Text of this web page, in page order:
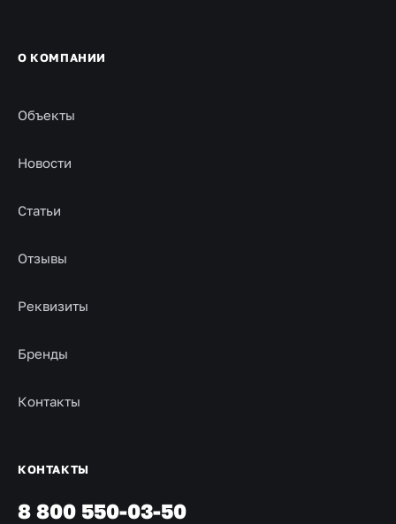
О КОМПАНИИ
Объекты
Новости
Статьи
Отзывы
Реквизиты
Бренды
Контакты
КОНТАКТЫ
8 800 550-03-50